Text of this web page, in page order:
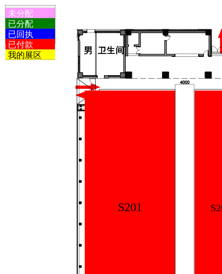
未分配
已分配
已回执
已付款
我的展区
S201